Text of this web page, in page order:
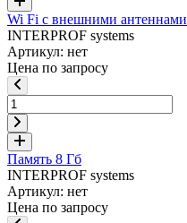
Wi Fi с внешними антеннами
INTERPROF systems
Артикул: нет
Цена по запросу
Память 8 Гб
INTERPROF systems
Артикул: нет
Цена по запросу